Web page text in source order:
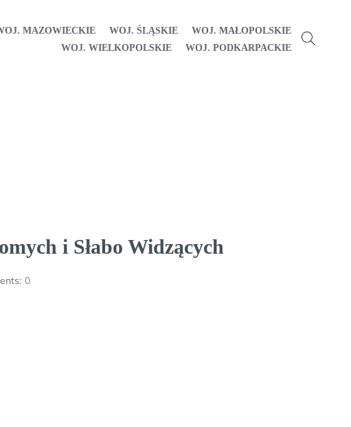
MAZOWIECKIE WOJ. ŚLĄSKIE
WOJ. MAŁOPOLSKIE
WOJ. WIELKOPOLSKIE
WOJ. PODKARPACKIE
i Słabo Widzących
0